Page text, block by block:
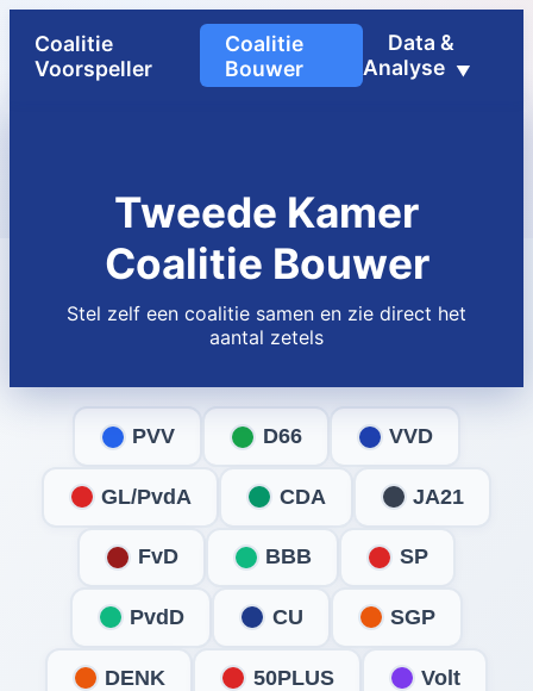
Coalitie
Voorspeller
Coalitie
Bouwer
Data &
Analyse
Tweede Kamer
Coalitie Bouwer
Stel zelf een coalitie samen en zie direct het
aantal zetels
PVV D66 VVD
GL/PvdA CDA JA21
FvD BBB SP
PvdD CU SGP
DENK 50PLUS Volt